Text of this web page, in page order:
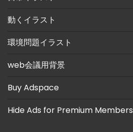
動くイラスト
環境問題イラスト
web会議用背景
Buy Adspace
Hide Ads for Premium Members